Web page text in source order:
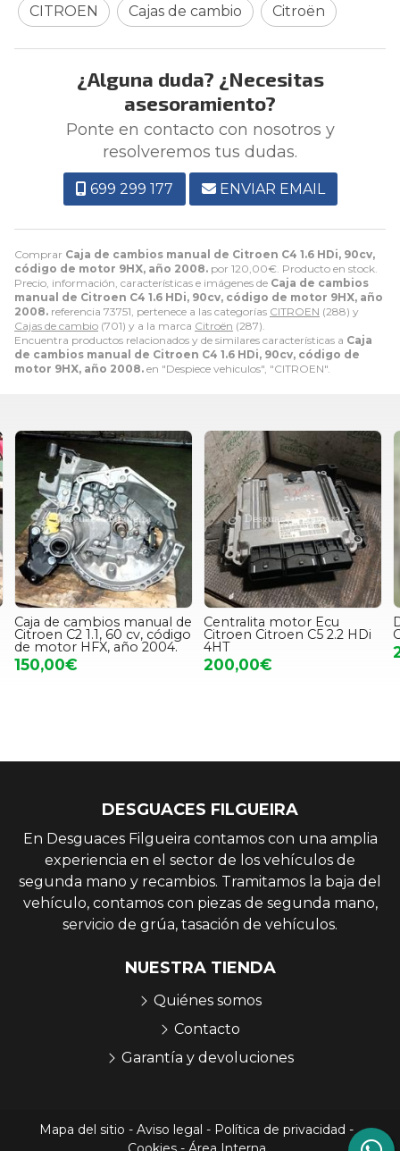
Comprar Caja de cambios manual de Citroen C4 1.6 HDi, 90cv,
código de motor 9HX, año 2008. por 120,00€ . Producto en stock.
Precio, información, características e imágenes de Caja de cambios
manual de Citroen C4 1.6 HDi, 90cv, código de motor 9HX, año
2008. referencia 73751, pertenece a las categorías CITROEN (288) y
Cajas de cambio (701) y a la marca Citroën (287).
Encuentra productos relacionados y de similares características a Caja
de cambios manual de Citroen C4 1.6 HDi, 90cv, código de
motor 9HX, año 2008. en "Despiece vehiculos", "CITROEN".
CITROEN
Cajas de cambio Citroën
¿Alguna duda? ¿Necesitas
asesoramiento?
Ponte en contacto con nosotros y
resolveremos tus dudas.
699 299 177 ENVIAR EMAIL
Caja de cambios manual de
Citroen C2 1.1, 60 cv, código
de motor HFX, año 2004.
150,00€
Centralita motor Ecu
Citroen Citroen C5 2.2 HDi
4HT
200,00€
DESGUACES FILGUEIRA
En Desguaces Filgueira contamos con una amplia
experiencia en el sector de los vehículos de
segunda mano y recambios. Tramitamos la baja del
vehículo, contamos con piezas de segunda mano,
servicio de grúa, tasación de vehículos.
NUESTRA TIENDA
Quiénes somos
Contacto
Garantía y devoluciones
Mapa del sitio - Aviso legal - Política de privacidad -